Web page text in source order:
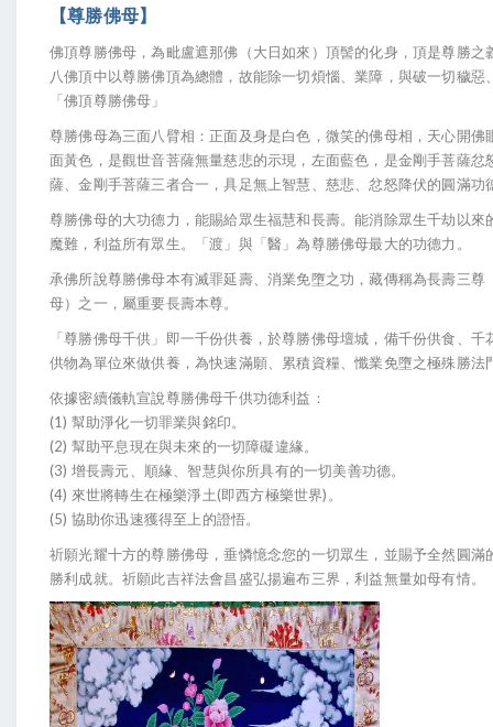
【尊勝佛母】
佛頂尊勝佛母，為毗盧遮那佛（大日如來）頂髻的化身，頂是尊勝之
八佛頂中以尊勝佛頂為總體，故能除一切煩惱、業障，與破一切穢惡
「佛頂尊勝佛母」
尊勝佛母為三面八臂相：正面及身是白色，微笑的佛母相，天心開佛
面黃色，是觀世音菩薩無量慈悲的示現，左面藍色，是金剛手菩薩忿
薩、金剛手菩薩三者合一，具足無上智慧、慈悲、忿怒降伏的圓滿功
尊勝佛母的大功德力，能賜給眾生福慧和長壽。能消除眾生千劫以來
魔難，利益所有眾生。「渡」與「醫」為尊勝佛母最大的功德力。
承佛所說尊勝佛母本有滅罪延壽、消業免墮之功，藏傳稱為長壽三尊
母）之一，屬重要長壽本尊。
「尊勝佛母千供」即一千份供養，於尊勝佛母壇城，備千份供食、
供物為單位來做供養，為快速滿願、累積資糧、懺業免墮之極殊勝法
依據密續儀軌宣說尊勝佛母千供功德利益：
(1) 幫助淨化一切罪業與銘印。
(2) 幫助平息現在與未來的一切障礙違緣。
(3) 增長壽元、順緣、智慧與你所具有的一切美善功德。
(4) 來世將轉生在極樂淨土(即西方極樂世界)。
(5) 協助你迅速獲得至上的證悟。
祈願光耀十方的尊勝佛母，垂憐憶念您的一切眾生，並賜予全然圓滿
勝利成就。祈願此吉祥法會昌盛弘揚遍布三界，利益無量如母有情。